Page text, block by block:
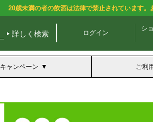
20歳未満の者の飲酒は法律で禁止されています。
詳しく検索 ログイン
シ
キャンペーン ご利